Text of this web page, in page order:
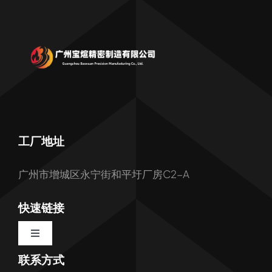
工厂地址
广州市增城区永宁街和平圩厂房C2-A
快速链接
Toggle
Navigation
首页
联系方式